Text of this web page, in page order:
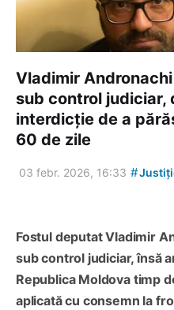
Vladimir
sub control judiciar,
interdicție de a
60 de zile
03 febr. 2026, 16:33 #
Fostul deputat Vladimir
sub control judiciar, însă
Republica Moldova timp
aplicată cu consemn la